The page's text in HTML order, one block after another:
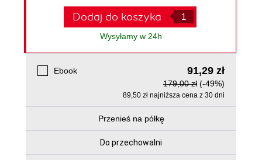
Dodaj do koszyka
Wysyłamy w 24h
Ebook 91,29 zł
179,00 zł (-49%)
89,50 zł najniższa cena z 30 dni
Przenieś na półkę
Do przechowalni